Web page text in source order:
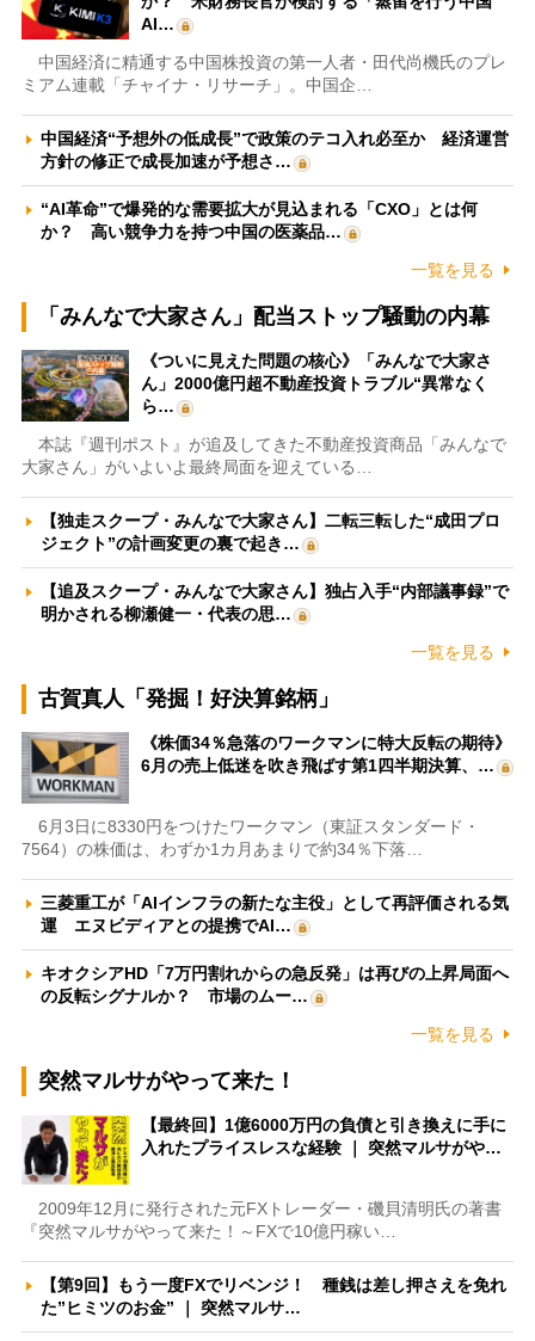
AI…
中国経済に精通する中国株投資の第一人者・田代尚機氏のプレ
ミアム連載「チャイナ・リサーチ」。中国企…
中国経済“予想外の低成長”で政策のテコ入れ必至か 経済運営
方針の修正で成長加速が予想さ…
“AI革命”で爆発的な需要拡大が見込まれる「CXO」とは何
か？ 高い競争力を持つ中国の医薬品…
一覧を見る
「みんなで大家さん」配当ストップ騒動の内幕
《ついに見えた問題の核心》「みんなで大家さ
ん」2000億円超不動産投資トラブル“異常なく
ら…
本誌『週刊ポスト』が追及してきた不動産投資商品「みんなで
大家さん」がいよいよ最終局面を迎えている…
【独走スクープ・みんなで大家さん】二転三転した“成田プロ
ジェクト”の計画変更の裏で起き…
【追及スクープ・みんなで大家さん】独占入手“内部議事録”で
明かされる柳瀬健一・代表の思…
一覧を見る
古賀真人「発掘！好決算銘柄」
《株価34％急落のワークマンに特大反転の期待》
6月の売上低迷を吹き飛ばす第1四半期決算、…
6月3日に8330円をつけたワークマン（東証スタンダード・
7564）の株価は、わずか1カ月あまりで約34％下落…
三菱重工が「AIインフラの新たな主役」として再評価される気
運 エヌビディアとの提携でAI…
キオクシアHD「7万円割れからの急反発」は再びの上昇局面へ
の反転シグナルか？ 市場のムー…
一覧を見る
突然マルサがやって来た！
【最終回】1億6000万円の負債と引き換えに手に
入れたプライスレスな経験 ｜ 突然マルサがや…
2009年12月に発行された元FXトレーダー・磯貝清明氏の著書
『突然マルサがやって来た！～FXで10億円稼い…
【第9回】もう一度FXでリベンジ！ 種銭は差し押さえを免れ
た”ヒミツのお金” ｜ 突然マルサ…